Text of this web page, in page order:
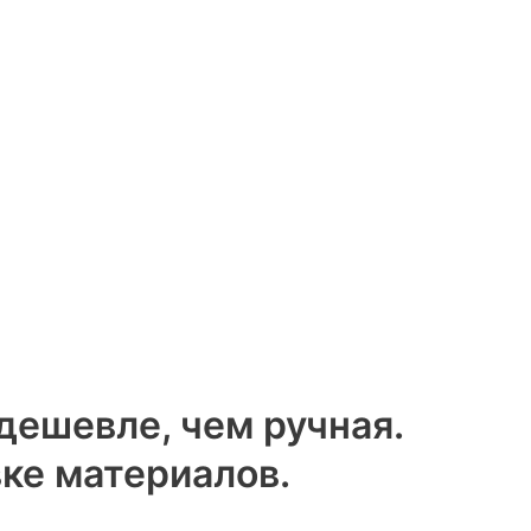
чем ручная.
материалов.